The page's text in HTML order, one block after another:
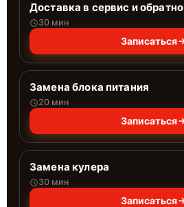
Доставка в сервис и обратно
30 мин
Записаться
Замена блока питания
20 мин
Записаться
Замена кулера
30 мин
Записаться